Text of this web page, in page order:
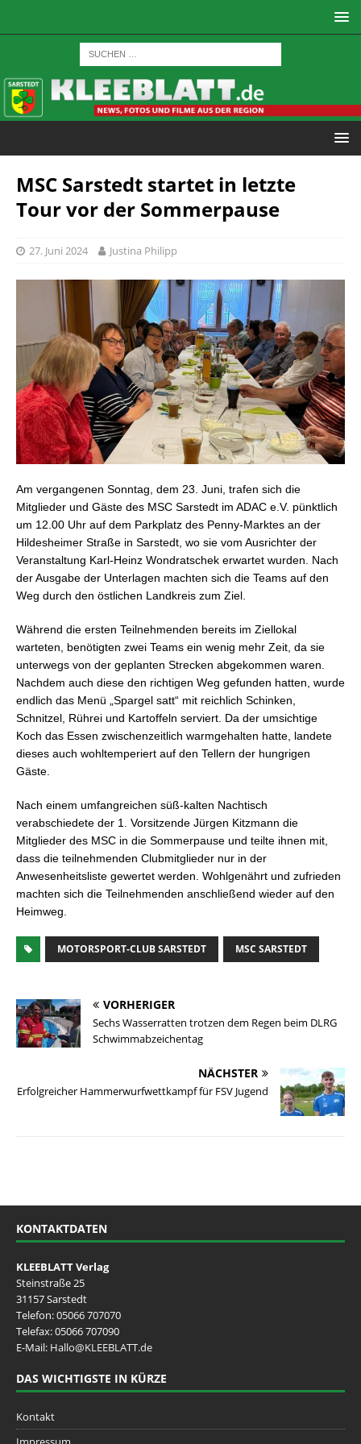
MSC Sarstedt startet in letzte
Tour vor der Sommerpause
27. Juni 2024 Justina Philipp
Am vergangenen Sonntag, dem 23. Juni, trafen sich die
Mitglieder und Gäste des MSC Sarstedt im ADAC e.V. pünktlich
um 12.00 Uhr auf dem Parkplatz des Penny-Marktes an der
Hildesheimer Straße in Sarstedt, wo sie vom Ausrichter der
Veranstaltung Karl-Heinz Wondratschek erwartet wurden. Nach
der Ausgabe der Unterlagen machten sich die Teams auf den
Weg durch den östlichen Landkreis zum Ziel.
Während die ersten Teilnehmenden bereits im Ziellokal
warteten, benötigten zwei Teams ein wenig mehr Zeit, da sie
unterwegs von der geplanten Strecken abgekommen waren.
Nachdem auch diese den richtigen Weg gefunden hatten, wurde
endlich das Menü „Spargel satt“ mit reichlich Schinken,
Schnitzel, Rührei und Kartoffeln serviert. Da der umsichtige
Koch das Essen zwischenzeitlich warmgehalten hatte, landete
dieses auch wohltemperiert auf den Tellern der hungrigen
Gäste.
Nach einem umfangreichen süß-kalten Nachtisch
verabschiedete der 1. Vorsitzende Jürgen Kitzmann die
Mitglieder des MSC in die Sommerpause und teilte ihnen mit,
dass die teilnehmenden Clubmitglieder nur in der
Anwesenheitsliste gewertet werden. Wohlgenährt und zufrieden
machten sich die Teilnehmenden anschließend wieder auf den
Heimweg.
MOTORSPORT-CLUB SARSTEDT MSC SARSTEDT
VORHERIGER
Sechs Wasserratten trotzen dem Regen beim DLRG
Schwimmabzeichentag
NÄCHSTER
Erfolgreicher Hammerwurfwettkampf für FSV Jugend
KONTAKTDATEN
KLEEBLATT Verlag
Steinstraße 25
31157 Sarstedt
Telefon:05066 707070
Telefax: 05066 707090
E-Mail: Hallo@KLEEBLATT.de
DAS WICHTIGSTE IN KÜRZE
Kontakt